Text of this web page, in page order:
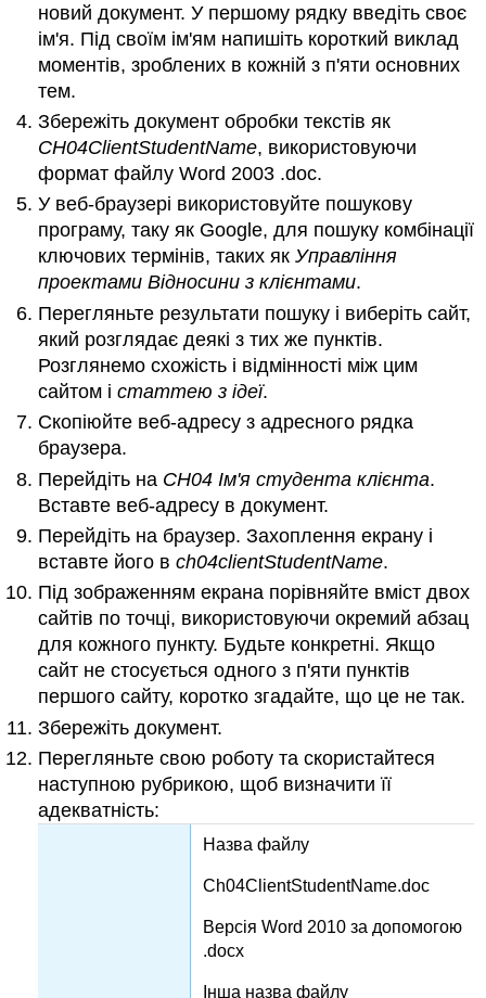
новий документ. У першому рядку введіть своє
ім'я. Під своїм ім'ям напишіть короткий виклад
моментів, зроблених в кожній з п'яти основних
тем.
Збережіть документ обробки текстів як
CH04ClientStudentName, використовуючи
формат файлу Word 2003 .doc.
У веб-браузері використовуйте пошукову
програму, таку як Google, для пошуку комбінації
ключових термінів, таких якУправління
проектами Відносини з клієнтами.
Перегляньте результати пошуку і виберіть сайт,
який розглядає деякі з тих же пунктів.
Розглянемо схожість і відмінності між цим
сайтом істаттею з ідеї.
Скопіюйте веб-адресу з адресного рядка
браузера.
Перейдіть на CH04 Ім'я студента клієнта.
Вставте веб-адресу в документ.
Перейдіть на браузер. Захоплення екрану і
вставте його вch04clientStudentName.
Під зображенням екрана порівняйте вміст двох
сайтів по точці, використовуючи окремий абзац
для кожного пункту. Будьте конкретні. Якщо
сайт не стосується одного з п'яти пунктів
першого сайту, коротко згадайте, що це не так.
Збережіть документ.
Перегляньте свою роботу та скористайтеся
наступною рубрикою, щоб визначити її
адекватність:
Назва файлу
Ch04ClientStudentName.doc
Версія Word 2010 за допомогою
.docx
Інша назва файлу